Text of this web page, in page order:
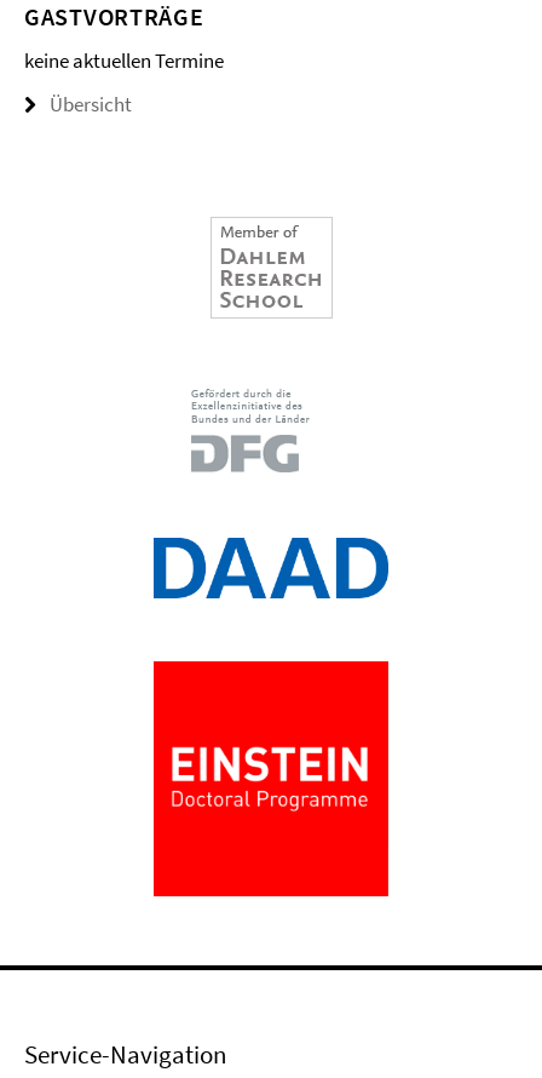
GASTVORTRÄGE
keine aktuellen Termine
Übersicht
Service-Navigation